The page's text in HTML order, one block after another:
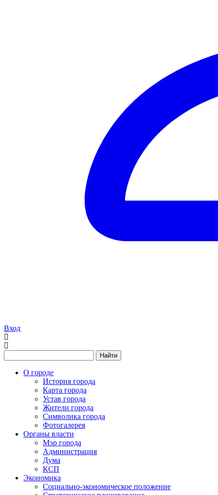
Вход
Найти
О городе
История города
Карта города
Устав города
Жители города
Символика города
Фотогалерея
Органы власти
Мэр города
Администрация
Дума
КСП
Экономика
Социально-экономическое положение